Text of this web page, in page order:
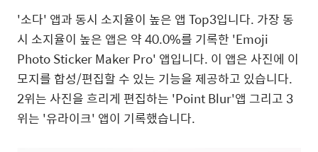
'소다' 앱과 동시 소지율이 높은 앱 Top3입니다. 가장 동
시 소지율이 높은 앱은 약40.0%를 기록한 'Emoji
Photo Sticker Maker Pro' 앱입니다. 이 앱은 사진에 이
모지를 합성/편집할 수 있는 기능을 제공하고 있습니다.
2위는 사진을 흐리게 편집하는 'Point Blur'앱 그리고 3
위는 '유라이크' 앱이 기록했습니다.